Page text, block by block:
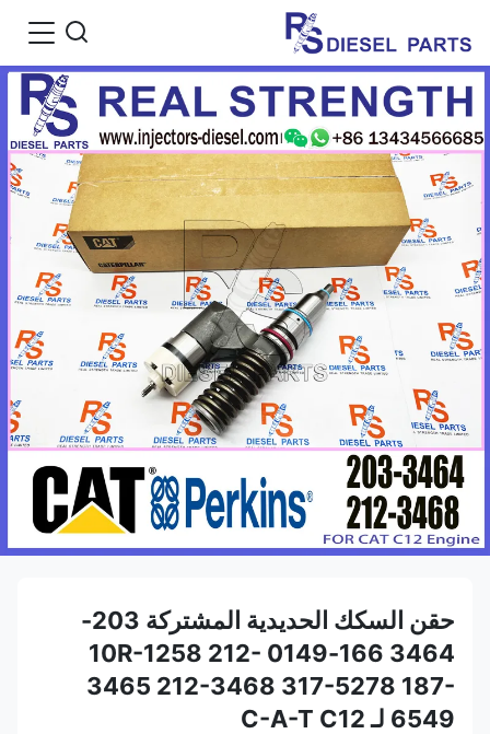
حقن السكك الحديدية المشتركة 203-
3464 166-0149 10R-1258 212-
3465 212-3468 317-5278 187-
6549 لـ C-A-T C12